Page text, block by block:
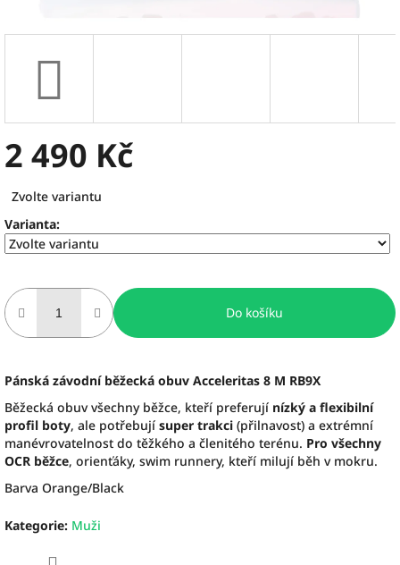
2 490 Kč
cena:
Zvolte variantu
Varianta:
Do košíku
Pánská závodní běžecká obuv Acceleritas 8 M RB9X
Běžecká obuv všechny běžce, kteří preferují nízký a flexibilní
profil boty, ale potřebují super trakci (přilnavost) a extrémní
manévrovatelnost do těžkého a členitého terénu. Pro všechny
OCR běžce, orienťáky, swim runnery, kteří milují běh v mokru.
Barva Orange/Black
Kategorie: Muži